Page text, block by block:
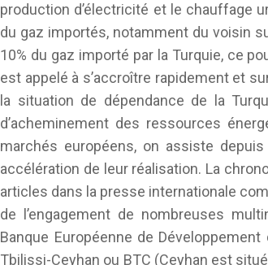
production d’électricité et le chauffage
du gaz importés, notamment du voisin
10% du gaz importé par la Turquie, ce
est appelé à s’accroître rapidement et
la situation de dépendance de la
d’acheminement des ressources
marchés européens, on assiste
accélération de leur réalisation. La
articles dans la presse internationale
de l’engagement de nombreuses
Banque Européenne de
Tbilissi-Ceyhan ou BTC (Ceyhan est